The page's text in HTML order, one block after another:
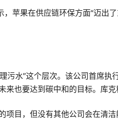
苹果在供应链环保方面“迈出
污水”这个层次。该公司首席
来也要达到碳中和的目标。库
项目，但没有其他公司会在清